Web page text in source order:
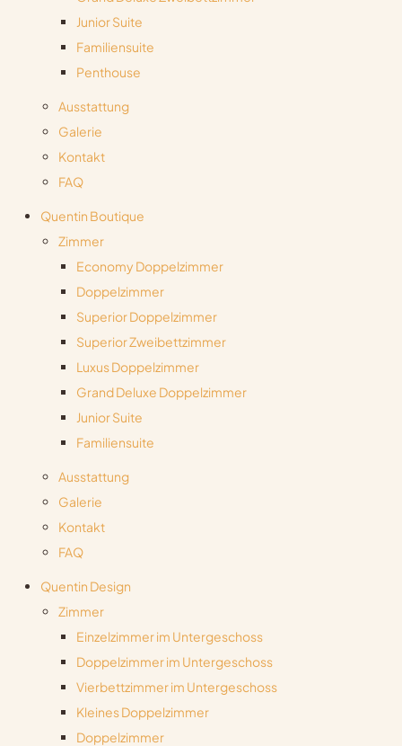
Junior Suite
Familiensuite
Penthouse
Ausstattung
Galerie
Kontakt
FAQ
Quentin Boutique
Zimmer
Economy Doppelzimmer
Doppelzimmer
Superior Doppelzimmer
Superior Zweibettzimmer
Luxus Doppelzimmer
Grand Deluxe Doppelzimmer
Junior Suite
Familiensuite
Ausstattung
Galerie
Kontakt
FAQ
Quentin Design
Zimmer
Einzelzimmer im Untergeschoss
Doppelzimmer im Untergeschoss
Vierbettzimmer im Untergeschoss
Kleines Doppelzimmer
Doppelzimmer